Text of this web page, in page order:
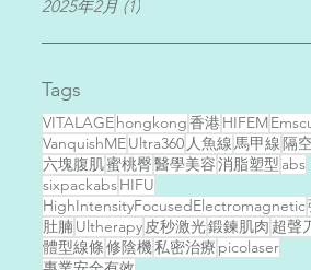
2025年2月 (1)
Tags
VITALAGEhongkong香港 HIFEM
VanquishMEUltra360 人魚線馬甲線隔
六塊腹肌蜜桃臀醫學美容消脂塑型 abs
sixpackabsHIFU
HighIntensityFocusedElectromagnetic
肚腩 Ultherapy皮秒激光鍛鍊肌肉 超聲
體型線條修陰機私密治療 picolaser